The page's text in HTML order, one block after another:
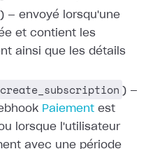
) — envoyé lorsqu'une
et contient les
ainsi que les détails
create_subscription ) —
Paiement est
lorsque l'utilisateur
avec une période